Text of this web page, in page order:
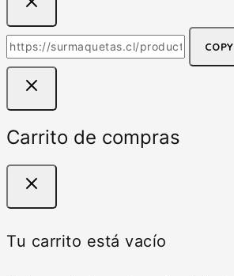
COPY
Carrito de compras
Tu carrito está vacío